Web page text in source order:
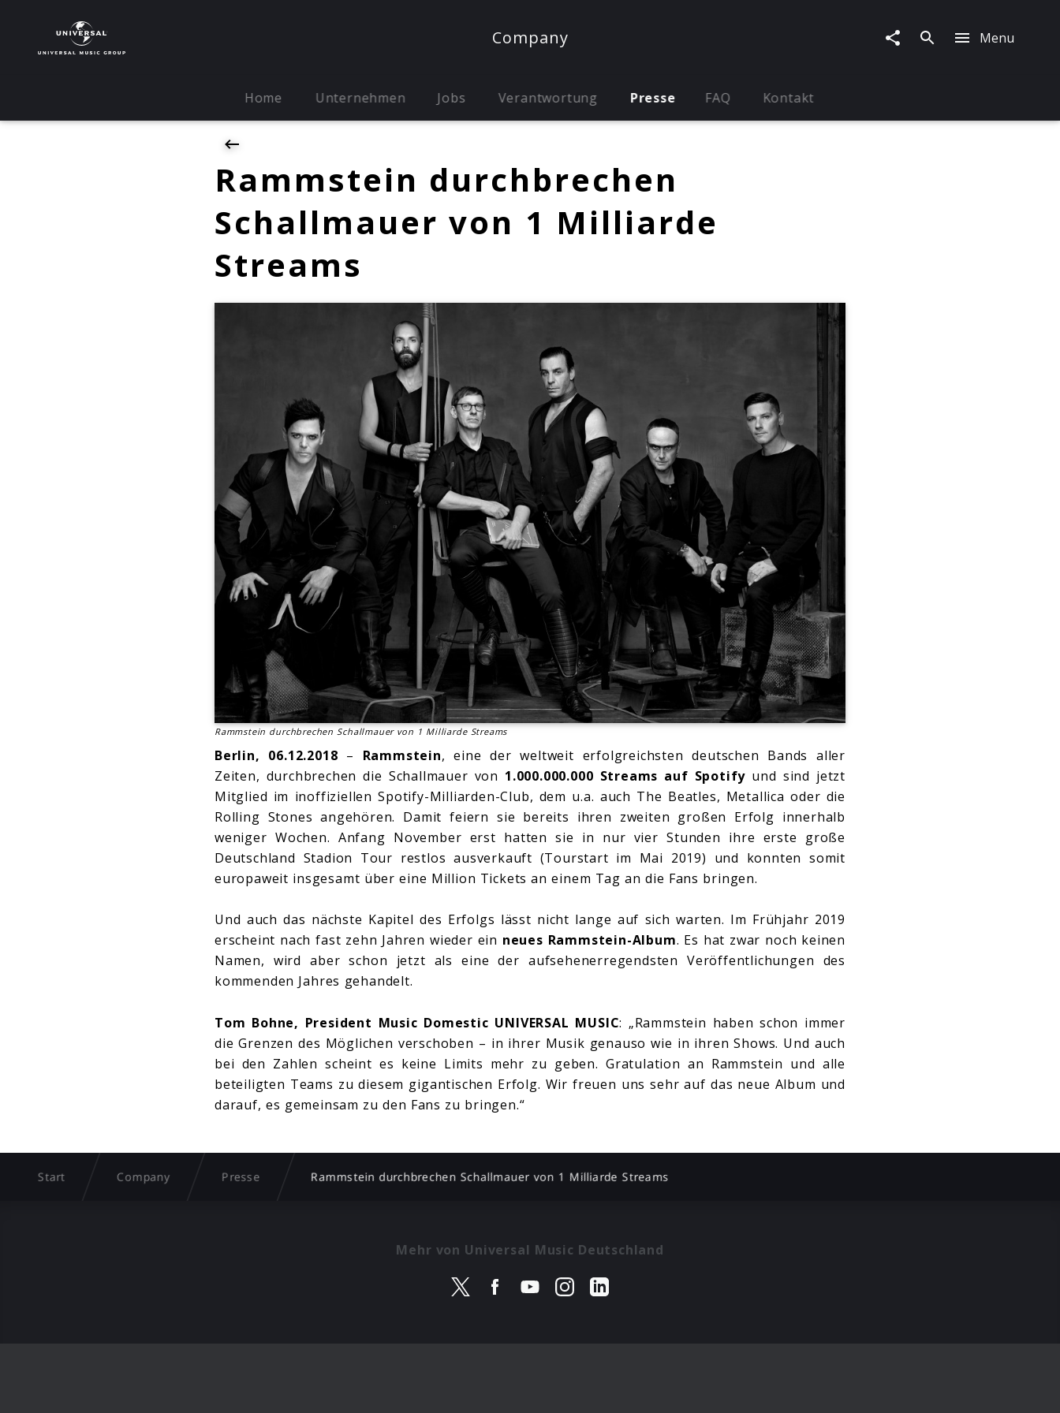
Company Menu
Home Unternehmen Jobs Verantwortung Presse FAQ Kontakt
Rammstein durchbrechen
Schallmauer von 1 Milliarde
Streams
Rammstein durchbrechen Schallmauer von 1 Milliarde Streams
Berlin, 06.12.2018 – Rammstein, eine der weltweit erfolgreichsten deutschen Bands aller
Zeiten, durchbrechen die Schallmauer von 1.000.000.000 Streams auf Spotify und sind jetzt
Mitglied im inoffiziellen Spotify-Milliarden-Club, dem u.a. auch The Beatles, Metallica oder die
Rolling Stones angehören. Damit feiern sie bereits ihren zweiten großen Erfolg innerhalb
weniger Wochen. Anfang November erst hatten sie in nur vier Stunden ihre erste große
Deutschland Stadion Tour restlos ausverkauft (Tourstart im Mai 2019) und konnten somit
europaweit insgesamt über eine Million Tickets an einem Tag an die Fans bringen.
Und auch das nächste Kapitel des Erfolgs lässt nicht lange auf sich warten. Im Frühjahr 2019
erscheint nach fast zehn Jahren wieder ein neues Rammstein-Album. Es hat zwar noch keinen
Namen, wird aber schon jetzt als eine der aufsehenerregendsten Veröffentlichungen des
kommenden Jahres gehandelt.
Tom Bohne, President Music Domestic UNIVERSAL MUSIC: „Rammstein haben schon immer
die Grenzen des Möglichen verschoben – in ihrer Musik genauso wie in ihren Shows. Und auch
bei den Zahlen scheint es keine Limits mehr zu geben. Gratulation an Rammstein und alle
beteiligten Teams zu diesem gigantischen Erfolg. Wir freuen uns sehr auf das neue Album und
darauf, es gemeinsam zu den Fans zu bringen.“
Start Company Presse Rammstein durchbrechen Schallmauer von 1 Milliarde Streams
Mehr von Universal Music Deutschland